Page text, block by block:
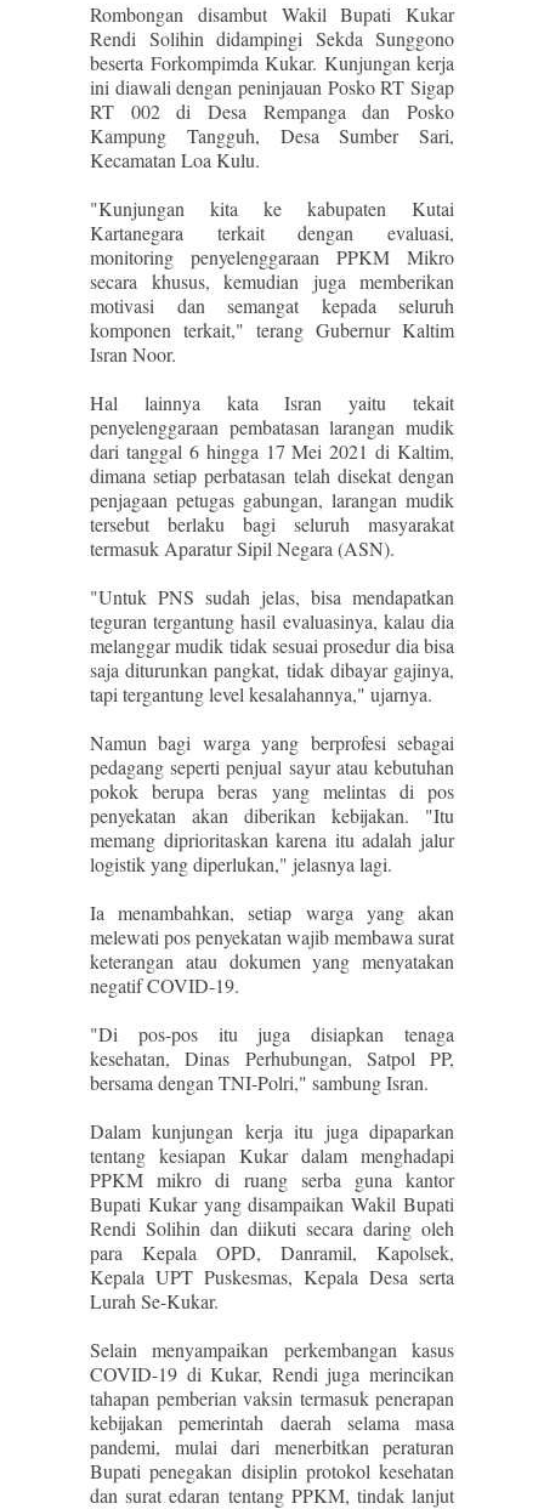
Rombongan disambut Wakil Bupati Kukar
Rendi Solihin didampingi Sekda Sunggono
beserta Forkompimda Kukar. Kunjungan kerja
ini diawali dengan peninjauan Posko RT Sigap
RT 002 di Desa Rempanga dan Posko
Kampung Tangguh, Desa Sumber Sari,
Kecamatan Loa Kulu.
"Kunjungan kita ke kabupaten Kutai
Kartanegara terkait dengan evaluasi,
monitoring penyelenggaraan PPKM Mikro
secara khusus, kemudian juga memberikan
motivasi dan semangat kepada seluruh
komponen terkait," terang Gubernur Kaltim
Isran Noor.
Hal lainnya kata Isran yaitu tekait
penyelenggaraan pembatasan larangan mudik
dari tanggal 6 hingga 17 Mei 2021 di Kaltim,
dimana setiap perbatasan telah disekat dengan
penjagaan petugas gabungan, larangan mudik
tersebut berlaku bagi seluruh masyarakat
termasuk Aparatur Sipil Negara (ASN).
"Untuk PNS sudah jelas, bisa mendapatkan
teguran tergantung hasil evaluasinya, kalau dia
melanggar mudik tidak sesuai prosedur dia bisa
saja diturunkan pangkat, tidak dibayar gajinya,
tapi tergantung level kesalahannya," ujarnya.
Namun bagi warga yang berprofesi sebagai
pedagang seperti penjual sayur atau kebutuhan
pokok berupa beras yang melintas di pos
penyekatan akan diberikan kebijakan. "Itu
memang diprioritaskan karena itu adalah jalur
logistik yang diperlukan," jelasnya lagi.
Ia menambahkan, setiap warga yang akan
melewati pos penyekatan wajib membawa surat
keterangan atau dokumen yang menyatakan
negatif COVID-19.
"Di pos-pos itu juga disiapkan tenaga
kesehatan, Dinas Perhubungan, Satpol PP,
bersama dengan TNI-Polri," sambung Isran.
Dalam kunjungan kerja itu juga dipaparkan
tentang kesiapan Kukar dalam menghadapi
PPKM mikro di ruang serba guna kantor
Bupati Kukar yang disampaikan Wakil Bupati
Rendi Solihin dan diikuti secara daring oleh
para Kepala OPD, Danramil, Kapolsek,
Kepala UPT Puskesmas, Kepala Desa serta
Lurah Se-Kukar.
Selain menyampaikan perkembangan kasus
COVID-19 di Kukar, Rendi juga merincikan
tahapan pemberian vaksin termasuk penerapan
kebijakan pemerintah daerah selama masa
pandemi, mulai dari menerbitkan peraturan
Bupati penegakan disiplin protokol kesehatan
dan surat edaran tentang PPKM, tindak lanjut